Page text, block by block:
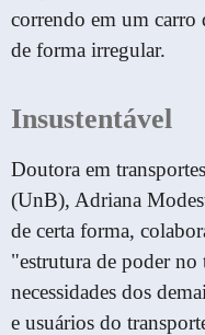
correndo em um carro
de forma irregular.
Insustentável
Doutora em
(UnB), Adriana
de certa forma,
"estrutura de poder
necessidades dos
e usuários do